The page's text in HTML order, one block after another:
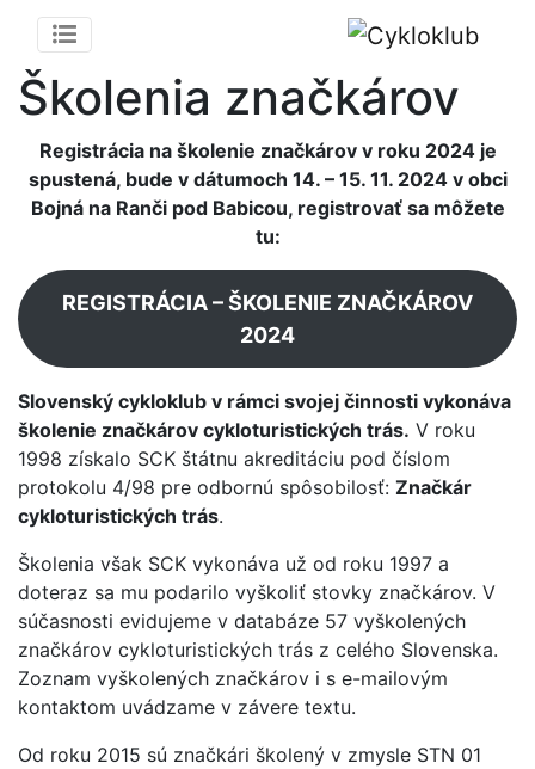
Školenia značkárov
Registrácia na školenie značkárov v roku 2024 je
spustená, bude v dátumoch 14. – 15. 11. 2024 v obci
Bojná na Ranči pod Babicou, registrovať sa môžete
tu:
REGISTRÁCIA – ŠKOLENIE ZNAČKÁROV
2024
Slovenský cykloklub v rámci svojej činnosti vykonáva
školenie značkárov cykloturistických trás. V roku
1998 získalo SCK štátnu akreditáciu pod číslom
protokolu 4/98 pre odbornú spôsobilosť: Značkár
cykloturistických trás.
Školenia však SCK vykonáva už od roku 1997 a
doteraz sa mu podarilo vyškoliť stovky značkárov. V
súčasnosti evidujeme v databáze 57 vyškolených
značkárov cykloturistických trás z celého Slovenska.
Zoznam vyškolených značkárov i s e-mailovým
kontaktom uvádzame v závere textu.
Od roku 2015 sú značkári školený v zmysle STN 01